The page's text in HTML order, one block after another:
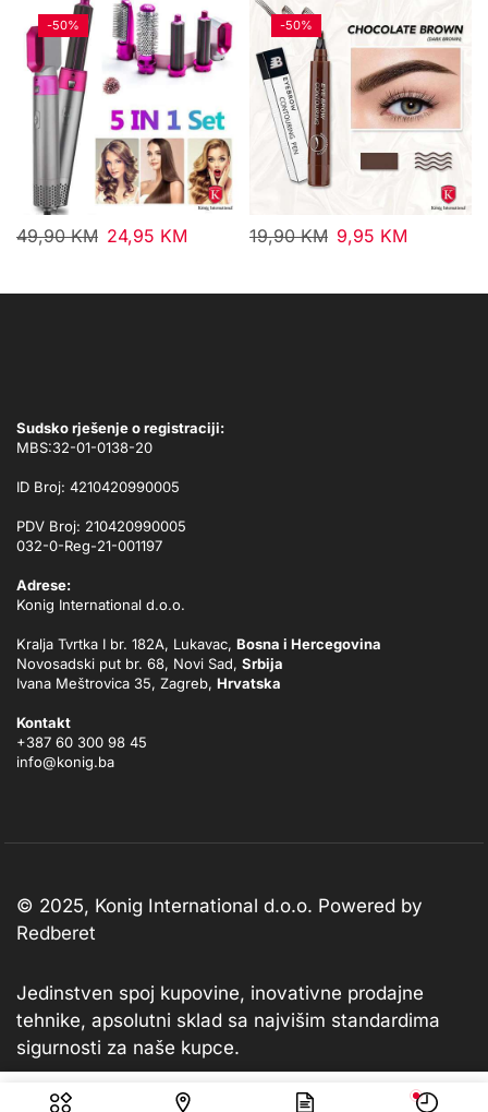
-50%
49,90KM 24,95 KM
-50%
19,90KM 9,95 KM
39,90
Sudsko rješenje o registraciji:
MBS:32-01-0138-20
ID Broj: 4210420990005
PDV Broj: 210420990005
032-0-Reg-21-001197
Adrese:
Konig International d.o.o.
Kralja Tvrtka I br. 182A, Lukavac, Bosna i Hercegovina
Novosadski put br. 68, Novi Sad, Srbija
Ivana Meštrovica 35, Zagreb, Hrvatska
Kontakt
+387 60 300 98 45
info@konig.ba
© 2025, Konig International d.o.o. Powered by
Redberet
Jedinstven spoj kupovine, inovativne prodajne
tehnike, apsolutni sklad sa najvišim standardima
sigurnosti za naše kupce.